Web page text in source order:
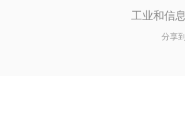
工业和信
分享